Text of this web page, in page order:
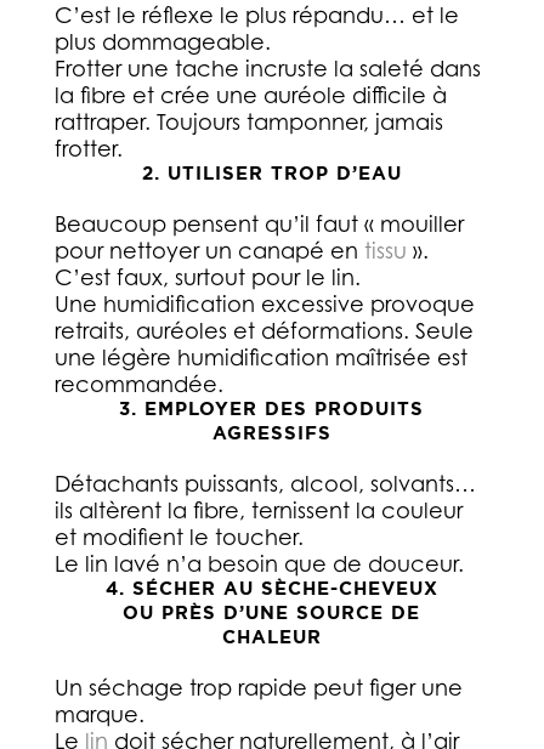
C’est le réflexe le plus répandu… et le
plus dommageable.
Frotter une tache incruste la saleté dans
la fibre et crée une auréole difficile à
rattraper. Toujours tamponner, jamais
frotter.
2. UTILISER TROP D’EAU
Beaucoup pensent qu’il faut « mouiller
pour nettoyer un canapé en tissu ».
C’est faux, surtout pour le lin.
Une humidification excessive provoque
retraits, auréoles et déformations. Seule
une légère humidification maîtrisée est
recommandée.
3. EMPLOYER DES PRODUITS
AGRESSIFS
Détachants puissants, alcool, solvants…
ils altèrent la fibre, ternissent la couleur
et modifient le toucher.
Le lin lavé n’a besoin que de douceur.
4. SÉCHER AU SÈCHE-CHEVEUX
OU PRÈS D’UNE SOURCE DE
CHALEUR
Un séchage trop rapide peut figer une
marque.
Le lin doit sécher naturellement, à l’air